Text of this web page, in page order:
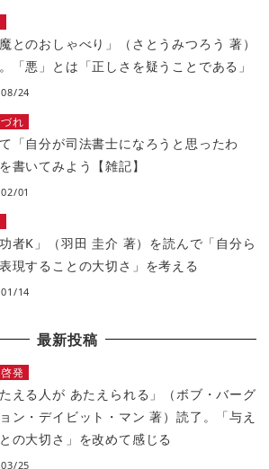
魔とのおしゃべり」（さとうみつろう 著）
「悪」とは「正しさを疑うことである」
24
れ
「自分が司法書士になろうと思ったわ
書いてみよう【雑記】
01
功者K」（羽田 圭介 著）を読んで「自分ら
現することの大切さ」を考える
14
最新投稿
発
たえる人が あたえられる」（ボブ・バーグ
ン・デイビット・マン 著）読了。「与え
の大切さ」を改めて感じる
25